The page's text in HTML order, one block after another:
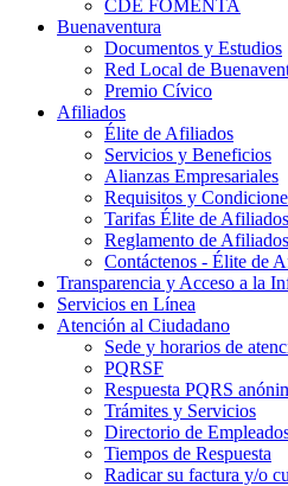
CDE FOMENTA
Buenaventura
Documentos y Estudios
Red Local de
Premio Cívico
Afiliados
Élite de Afiliados
Servicios y Beneficios
Alianzas Empresariales
Requisitos y
Tarifas Élite de Afiliados
Reglamento de Afiliados
Contáctenos - Élite de
Transparencia y Acceso a la
Servicios en Línea
Atención al Ciudadano
Sede y horarios de
PQRSF
Respuesta PQRS
Trámites y Servicios
Directorio de
Tiempos de Respuesta
Radicar su factura y/o